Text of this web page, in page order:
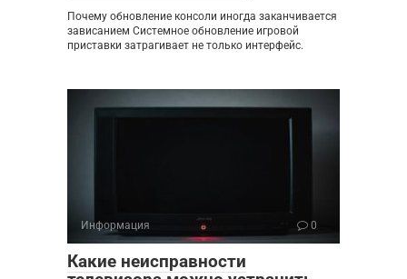
Почему обновление консоли иногда заканчивается
зависанием Системное обновление игровой
приставки затрагивает не только интерфейс.
Информация 0
Какие неисправности